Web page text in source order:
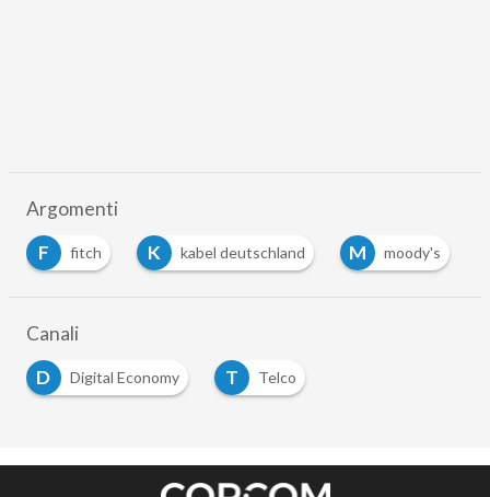
Argomenti
F
fitch K kabel deutschland M moody's
Canali
D
Digital Economy T Telco